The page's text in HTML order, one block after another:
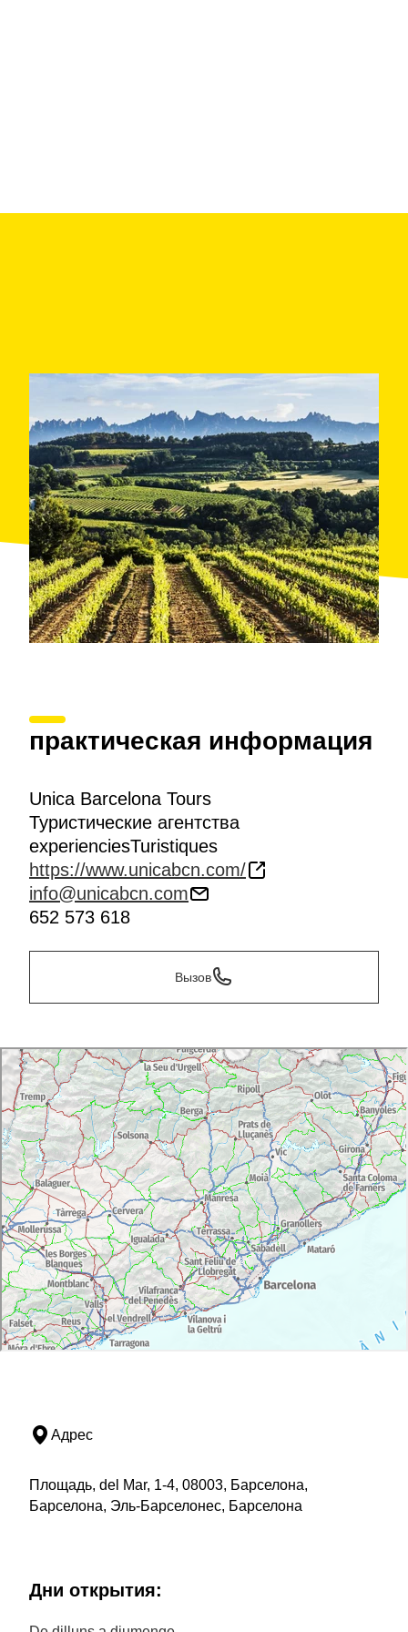
практическая информация
Unica Barcelona Tours
Туристические агентства
experienciesTuristiques
https://www.unicabcn.com/
info@unicabcn.com
652 573 618
Вызов
Адрес
Площадь, del Mar, 1-4, 08003, Барселона,
Барселона, Эль-Барселонес, Барселона
Дни открытия: